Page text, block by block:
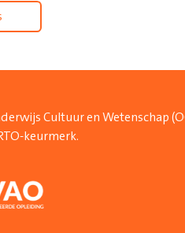
Cultuur en Wetenschap
keurmerk.